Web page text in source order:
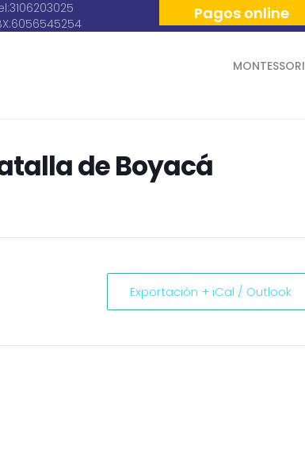
Pagos online
MONTESSORI
de Boyacá
Exportación + iCal / Outlook